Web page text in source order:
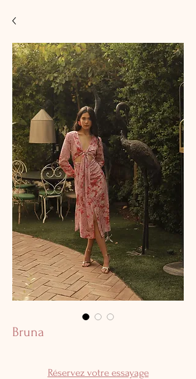
Bruna
Réservez votre essayage